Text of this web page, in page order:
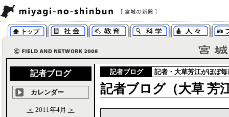
記者ブログ 記者・大草芳江がほぼ
記者ブログ（大草 芳
記者ブログ
カレンダー
＜ 2011年4月 ＞